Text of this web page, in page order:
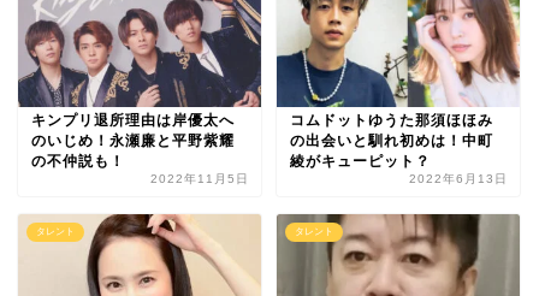
キンプリ退所理由は岸優太へ
のいじめ！永瀬廉と平野紫耀
の不仲説も！
2022年11月5日
コムドットゆうた那須ほほみ
の出会いと馴れ初めは！中町
綾がキューピット？
2022年6月13日
タレント タレント